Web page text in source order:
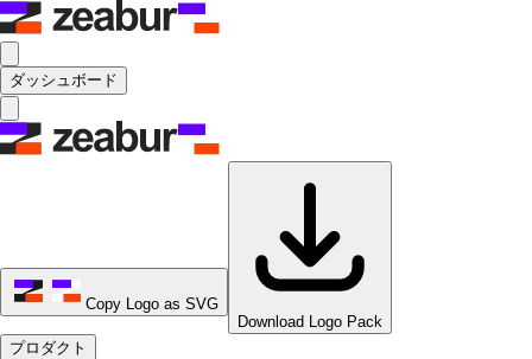
ダッシュボード
Copy Logo as SVG
Download Logo Pack
プロダクト